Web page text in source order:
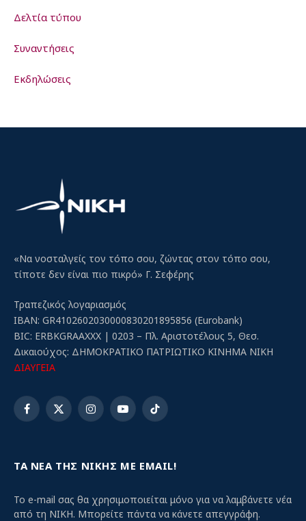
Δελτία τύπου
Συναντήσεις
Εκδηλώσεις
«Να νοσταλγείς τον τόπο σου, ζώντας στον τόπο σου,
τίποτε δεν είναι πιο πικρό» Γ. Σεφέρης
Τραπεζικός λογαριασμός
IBAN: GR4102602030000830201895856 (Eurobank)
BIC: ERBKGRAAXXX | 0203 – Πλ. Αριστοτέλους 5, Θεσ.
Δικαιούχος: ΔΗΜΟΚΡΑΤΙΚΟ ΠΑΤΡΙΩΤΙΚΟ ΚΙΝΗΜΑ ΝΙΚΗ
ΔΙΑΥΓΕΙΑ
Facebook
X
InstagramYouTubeTikTok
ΤΑ ΝΕΑ ΤΗΣ ΝΙΚΗΣ ΜΕ EMAIL!
Το e-mail σας θα χρησιμοποιείται μόνο για να λαμβάνετε νέα
από τη ΝΙΚΗ. Μπορείτε πάντα να κάνετε απεγγράφη.